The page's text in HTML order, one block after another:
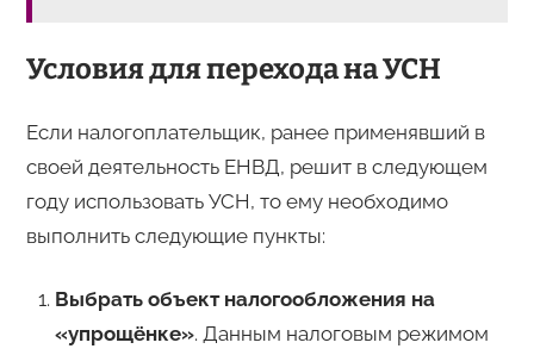
Условия для перехода на УСН
Если налогоплательщик, ранее применявший в
своей деятельность ЕНВД, решит в следующем
году использовать УСН, то ему необходимо
выполнить следующие пункты:
Выбрать объект налогообложения на
«упрощёнке». Данным налоговым режимом